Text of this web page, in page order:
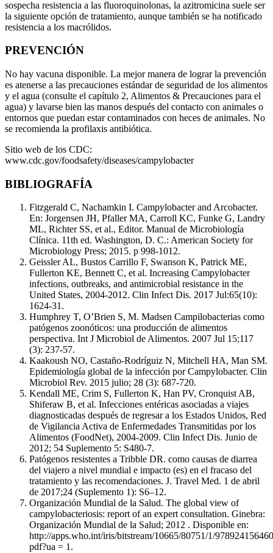
sospecha resistencia a las fluoroquinolonas, la azitromicina suele ser
la siguiente opción de tratamiento, aunque también se ha notificado
resistencia a los macrólidos.
PREVENCIÓN
No hay vacuna disponible. La mejor manera de lograr la prevención
es atenerse a las precauciones estándar de seguridad de los alimentos
y el agua (consulte el capítulo 2, Alimentos & Precauciones para el
agua) y lavarse bien las manos después del contacto con animales o
entornos que puedan estar contaminados con heces de animales. No
se recomienda la profilaxis antibiótica.
Sitio web de los CDC:
www.cdc.gov/foodsafety/diseases/campylobacter
BIBLIOGRAFÍA
Fitzgerald C, Nachamkin I. Campylobacter and Arcobacter.
En: Jorgensen JH, Pfaller MA, Carroll KC, Funke G, Landry
ML, Richter SS, et al., Editor. Manual de Microbiología
Clínica. 11th ed. Washington, D. C.: American Society for
Microbiology Press; 2015. p 998-1012.
Geissler AL, Bustos Carrillo F, Swanson K, Patrick ME,
Fullerton KE, Bennett C, et al. Increasing Campylobacter
infections, outbreaks, and antimicrobial resistance in the
United States, 2004-2012. Clin Infect Dis. 2017 Jul:65(10):
1624-31.
Humphrey T, O’Brien S, M. Madsen Campilobacterias como
patógenos zoonóticos: una producción de alimentos
perspectiva. Int J Microbiol de Alimentos. 2007 Jul 15;117
(3): 237-57.
Kaakoush NO, Castaño-Rodríguiz N, Mitchell HA, Man SM.
Epidemiología global de la infección por Campylobacter. Clin
Microbiol Rev. 2015 julio; 28 (3): 687-720.
Kendall ME, Crim S, Fullerton K, Han PV, Cronquist AB,
Shiferaw B, et al. Infecciones entéricas asociadas a viajes
diagnosticadas después de regresar a los Estados Unidos, Red
de Vigilancia Activa de Enfermedades Transmitidas por los
Alimentos (FoodNet), 2004-2009. Clin Infect Dis. Junio de
2012; 54 Suplemento 5: S480-7.
Patógenos resistentes a Tribble DR. como causas de diarrea
del viajero a nivel mundial e impacto (es) en el fracaso del
tratamiento y las recomendaciones. J. Travel Med. 1 de abril
de 2017;24 (Suplemento 1): S6–12.
Organización Mundial de la Salud. The global view of
campylobacteriosis: report of an expert consultation. Ginebra:
Organización Mundial de la Salud; 2012 . Disponible en:
http://apps.who.int/iris/bitstream/10665/80751/1/
pdf?ua = 1.